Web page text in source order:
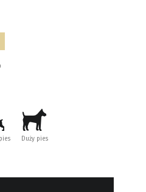
Duży pies